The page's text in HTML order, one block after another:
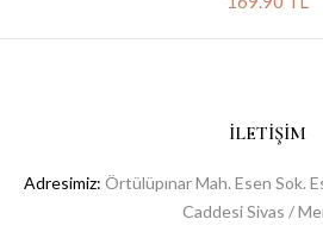
İLETIŞIM
Adresimiz: Örtülüpınar Mah. Esen Sok.
Caddesi Sivas /